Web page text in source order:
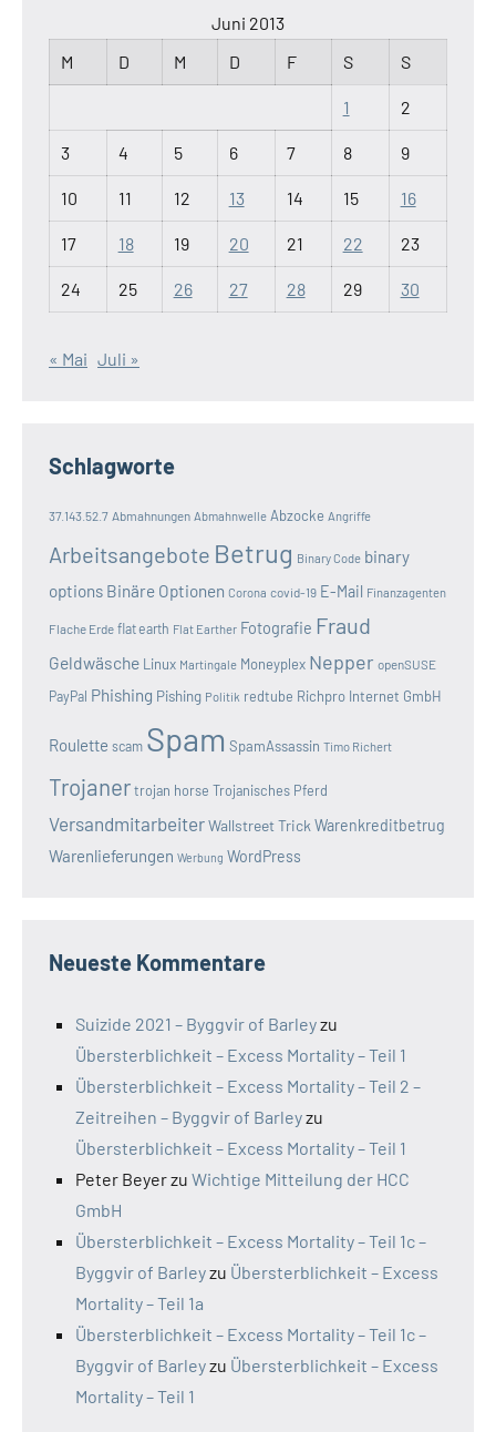
Juni 2013
M
D M D F S S
1 2
3 4 5 6 7 8 9
10 11 12 13 14 15 16
17 18 19 20 21 22 23
24 25 26 27 28 29 30
« Mai Juli »
Schlagworte
37.143.52.7 Abmahnungen Abmahnwelle Abzocke Angriffe
Arbeitsangebote Betrug Binary Code binary
options Binäre Optionen Corona covid-19 E-Mail Finanzagenten
Flache Erde flat earth Flat Earther Fotografie Fraud
Geldwäsche Linux Martingale Moneyplex Nepper openSUSE
PayPal Phishing Pishing Politik redtube Richpro Internet GmbH
Roulette scam Spam SpamAssassin Timo Richert
Trojanertrojan horse Trojanisches Pferd
VersandmitarbeiterWallstreet Trick Warenkreditbetrug
Warenlieferungen Werbung WordPress
Neueste Kommentare
Suizide 2021 – Byggvir of Barleyzu
Übersterblichkeit – Excess Mortality – Teil 1
Übersterblichkeit – Excess Mortality – Teil 2 –
Zeitreihen – Byggvir of Barleyzu
Übersterblichkeit – Excess Mortality – Teil 1
Peter Beyerzu Wichtige Mitteilung der HCC
GmbH
Übersterblichkeit – Excess Mortality – Teil 1c –
Byggvir of Barleyzu Übersterblichkeit – Excess
Mortality – Teil 1a
Übersterblichkeit – Excess Mortality – Teil 1c –
Byggvir of Barleyzu Übersterblichkeit – Excess
Mortality – Teil 1